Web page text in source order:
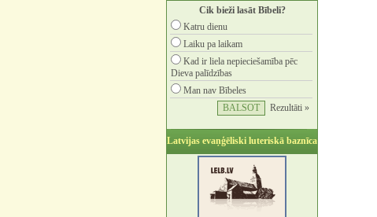
Cik bieži lasāt Bībeli?
Katru dienu
Laiku pa laikam
Kad ir liela nepieciešamība pēc
Dieva palīdzības
Man nav Bībeles
Rezultāti »
Latvijas evaņģēliski luteriskā baznīca